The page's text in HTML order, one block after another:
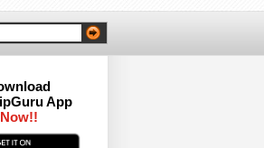
App
Now!!